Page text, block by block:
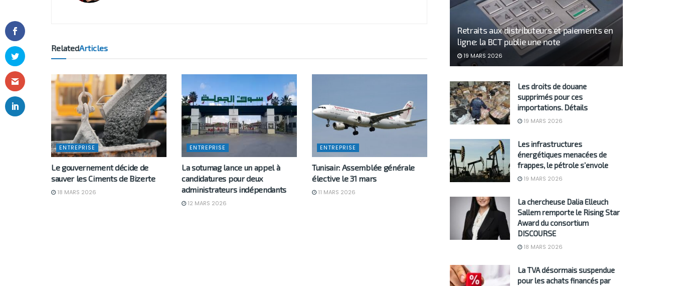
RelatedArticles
ENTREPRISE
Le gouvernement décide de
sauver les Ciments de Bizerte
18 MARS 2026
ENTREPRISE
La sotumag lance un appel à
candidatures pour deux
administrateurs indépendants
12 MARS 2026
ENTREPRISE
Tunisair: Assemblée générale
élective le 31 mars
11 MARS 2026
Retraits aux distributeurs et paiements en
ligne: la BCT publie une note
19 MARS 2026
Les droits de douane
supprimés pour ces
importations. Détails
19 MARS 2026
Les infrastructures
énergétiques menacées de
frappes, le pétrole s’envole
19 MARS 2026
La chercheuse Dalia Elleuch
Sallem remporte le Rising Star
Award du consortium
DISCOURSE
18 MARS 2026
La TVA désormais suspendue
pour les achats financés par